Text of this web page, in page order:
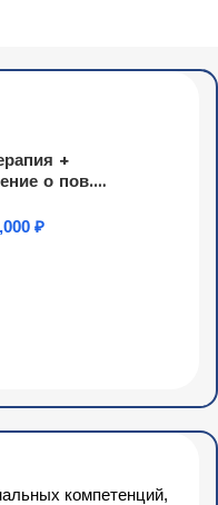
+
о пов.
₽
компетенций,